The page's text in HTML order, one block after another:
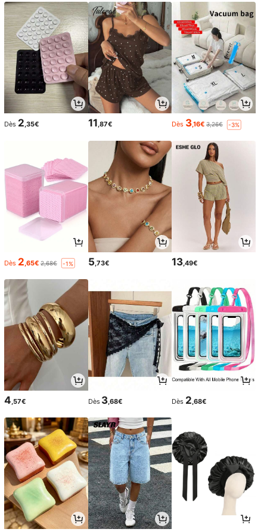
Dès 2,35€ 11,87€ Dès 3,16€ 3,26€ -3%
Dès 2 ,65€ 2,68€ -1% 5 ,73€ 13 ,49€
4,57€ Dès 3,68€ Dès 2,68€